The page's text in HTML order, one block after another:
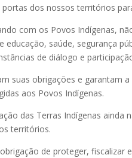
dos nossos territórios
com os Povos Indígenas,
educação, saúde, segurança
de diálogo e
suas obrigações e garantam
aos Povos Indígenas.
das Terras Indígenas ainda
territórios.
de proteger, fiscalizar